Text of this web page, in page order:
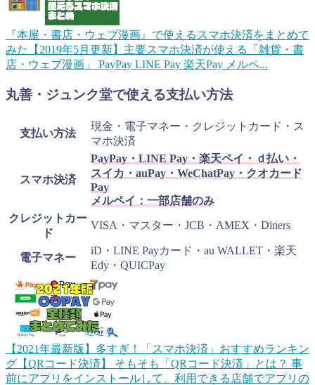
『本屋・書店・ウェブ漫画』で使えるスマホ決済をまとめて
みた【2019年5月更新】 主要スマホ決済が使える「雑貨・書
店・ウェブ漫画」 PayPay LINE Pay 楽天Pay メルペ...
丸善・ジュンク堂で使える支払い方法
支払い方法
現金・電子マネー・クレジットカード・ス
マホ決済
スマホ決済
PayPay・LINE Pay・楽天ペイ・ｄ払い・
スイカ・auPay・WeChatPay・クオカード
Pay
メルペイ：一部店舗のみ
クレジットカー
ド
VISA・マスター・JCB・AMEX・Diners
電子マネー
iD・LINE Payカード・au WALLET・楽天
Edy・QUICPay
【2021年最新版】多すぎ！「スマホ決済」おすすめランキン
グ【QRコード決済】
そもそも「QRコード決済」とは？ 事
前にアプリをインストールして、利用できる店舗でアプリの